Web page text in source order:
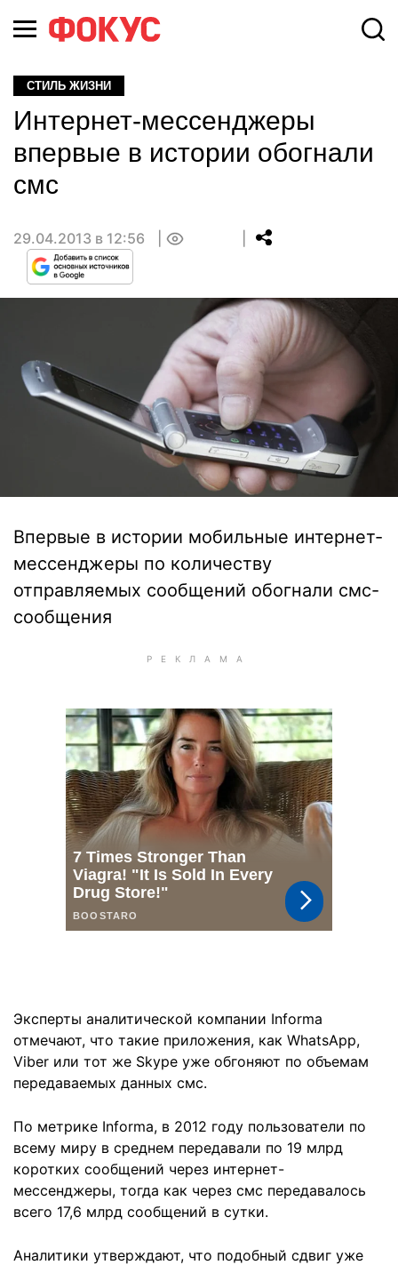
СТИЛЬ ЖИЗНИ
Интернет-мессенджеры
впервые в истории обогнали
смс
29.04.2013 в 12:56
Впервые в истории мобильные интернет-
мессенджеры по количеству
отправляемых сообщений обогнали смс-
сообщения
Эксперты аналитической компании Informa
отмечают, что такие приложения, как WhatsApp,
Viber или тот же Skype уже обгоняют по объемам
передаваемых данных смс.
По метрике Informa, в 2012 году пользователи по
всему миру в среднем передавали по 19 млрд
коротких сообщений через интернет-
мессенджеры, тогда как через смс передавалось
всего 17,6 млрд сообщений в сутки.
Аналитики утверждают, что подобный сдвиг уже